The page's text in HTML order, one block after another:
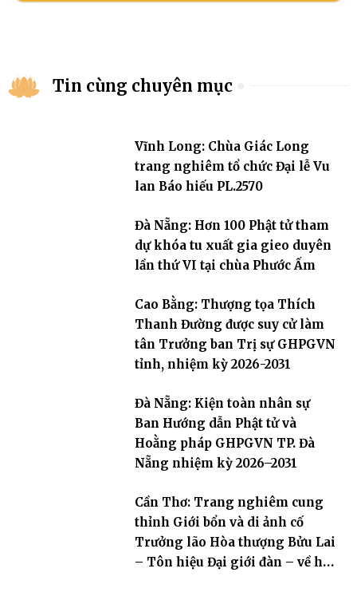
Tin cùng chuyên mục
Vĩnh Long: Chùa Giác Long
trang nghiêm tổ chức Đại lễ Vu
lan Báo hiếu PL.2570
Đà Nẵng: Hơn 100 Phật tử tham
dự khóa tu xuất gia gieo duyên
lần thứ VI tại chùa Phước Ấm
Cao Bằng: Thượng tọa Thích
Thanh Đường được suy cử làm
tân Trưởng ban Trị sự GHPGVN
tỉnh, nhiệm kỳ 2026-2031
Đà Nẵng: Kiện toàn nhân sự
Ban Hướng dẫn Phật tử và
Hoằng pháp GHPGVN TP. Đà
Nẵng nhiệm kỳ 2026–2031
Cần Thơ: Trang nghiêm cung
thỉnh Giới bổn và di ảnh cố
Trưởng lão Hòa thượng Bửu Lai
– Tôn hiệu Đại giới đàn – về hai